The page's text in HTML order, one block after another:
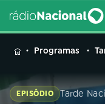
MENUProgramas
EPISÓDIO Tarde